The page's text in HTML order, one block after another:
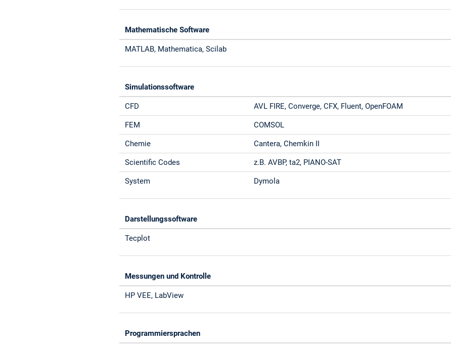
Mathematische Software
MATLAB, Mathematica, Scilab
Simulationssoftware
CFD AVL FIRE, Converge, CFX, Fluent, OpenFOAM
FEM COMSOL
Chemie Cantera, Chemkin II
Scientific Codes z.B. AVBP, ta2, PIANO-SAT
System Dymola
Darstellungssoftware
Tecplot
Messungen und Kontrolle
HP VEE, LabView
Programmiersprachen